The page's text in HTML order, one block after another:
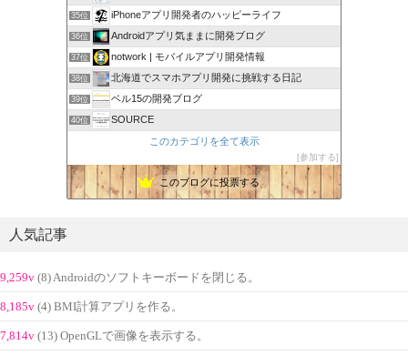
35位 iPhoneアプリ開発者のハッピーライフ
36位 Androidアプリ気ままに開発ブログ
37位 notwork | モバイルアプリ開発情報
38位 北海道でスマホアプリ開発に挑戦する日記
39位 ベル15の開発ブログ
40位 SOURCE
このカテゴリを全て表示
参加する
このブログに投票する
人気記事
9,259v (8) Androidのソフトキーボードを閉じる。
8,185v (4) BMI計算アプリを作る。
7,814v (13) OpenGLで画像を表示する。